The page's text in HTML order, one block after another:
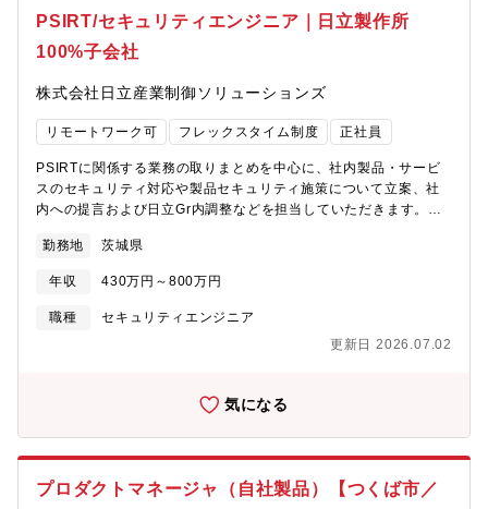
Terraform ・ansible ・JP1【PJによっては構想から】クライアン
トが考える構想を元に課題感を抽出、整理し、解決するために、
どのような方法で実現するか方針を定め取り組んでいます。タス
ど、構想フェーズから関わることができます。【テクノプロ・デ
ザイン社でのやりがい】１．話題性の高いモノづくりに携わるこ
とができます。２．PJによっては、白紙の段階から構想をもとに
できます。４．各々の技術力の成長ができる環境です。５．ライ
フワークバランスが取りやすいです。【働く環境】リーディング
カンパニーとして業界価値を高めるために、そして、エンジニア
の選択肢が多い働きやすい職場環境をつくるために、様々な取り
なる強化。これにより抜本的な収益構造改善による給与水準の向
るのです。現在53歳の現役エンジニアとしてプロジェクトを統括
する社員などからも「人生を通して徹底的に技術を磨くことがで
の生き方から共に考え、悩み、最適なキャリアを描く風土があ
PSIRT/セキュリティエンジニア｜日立製作所
100%子会社
株式会社日立産業制御ソリューションズ
リモートワーク可 フレックスタイム制度 正社員
PSIRTに関係する業務の取りまとめを中心に、社内製品・サービ
スのセキュリティ対応や製品セキュリティ施策について立案、社
内への提言および日立Gr内調整などを担当していただきます。
リティレベルの向上やインシデント発生時の対応を行う組織が
PSIRT（Product Security Incident Response Team）です。
【具体的には…】・製品セキュリティ脆弱性監視および対策推
進・製品セキュリティ最新情報収集および全社フィードバック・
フサイクルにおけるセキュリティ確保施策検討および規格化など
括管理部配属となる組織は8名程度で、バランスの取れた職場で
す。【仕事の魅力・面白さ】１，サイバー攻撃の脅威は増大する
一方、社内では製品セキュリティを担う人財が不足していること
から体制強化を最重要課題と考えております。そのため当社製品
セキュリティを担う人財として、日立グループ各社と連携した育
成教育も計画していますので、スペシャリストをめざす方にとっ
勤務地 茨城県
年収 430万円～800万円
職種
セキュリティエンジニア
更新日 2026.07.02
気になる
プロダクトマネージャ（自社製品）【つくば市／